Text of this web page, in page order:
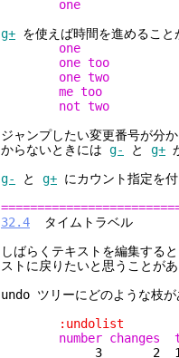
one
g+ を使えば時間を進めるこ
one
one too
one two
me too
not two
ジャンプしたい変更番号が分
からないときには g- と g+
g-
と g+ にカウント指定を
32.4 タイムトラベル
しばらくテキストを編集する
ストに戻りたいと思うことが
undo ツリーにどのような枝
:undolist
number changes
3 2 16